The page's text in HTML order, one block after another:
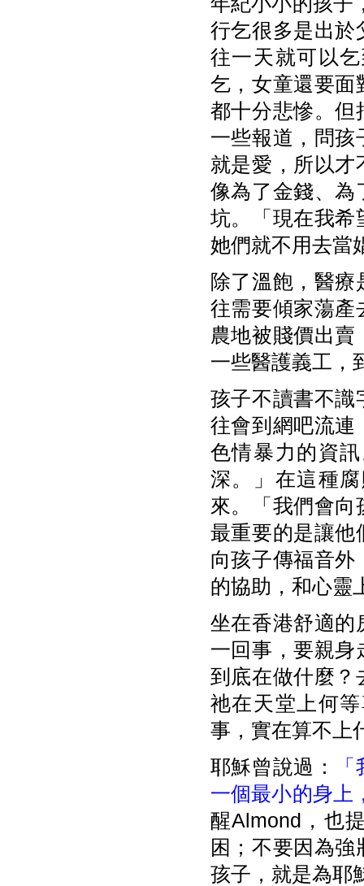
行乞很多是出於
往一天就可以
乞，女童還要面
都十分悲慘。但
一些報道，問孩
就是愛，所以才
像為了金錢、為
坑。「現在我希
她們就不用去當
除了溫飽，醫
往需要傾家蕩產
農地被賤價出
一些醫護義工，
孩子不讀書不識
往會到網吧流連
色情暴力的資
深。」在這種
來。「我們會向
最重要的是讓他
向孩子傳福音外
的協助，和心靈
坐在香港舒適的
一回事，要親身
到底在做什麼？
祂在天堂上何
事，實在算不上
耶穌曾說過：
一個最小的身上
醒Almond，也
困；不要因為
孩子，就是為耶